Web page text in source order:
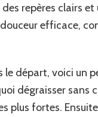
des repères clairs
efficace,
le départ, voici un
dégraisser
plus fortes.